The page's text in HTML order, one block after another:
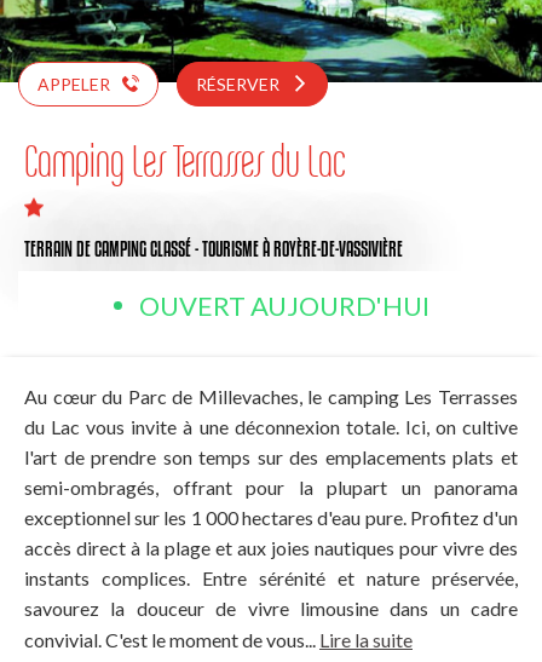
APPELER RÉSERVER
Camping Les Terrasses du Lac
TERRAIN DE CAMPING CLASSÉ - TOURISMEÀ ROYÈRE-DE-VASSIVIÈRE
OUVERT AUJOURD'HUI
Au cœur du Parc de Millevaches, le camping Les Terrasses
du Lac vous invite à une déconnexion totale. Ici, on cultive
l'art de prendre son temps sur des emplacements plats et
semi-ombragés, offrant pour la plupart un panorama
exceptionnel sur les 1 000 hectares d'eau pure. Profitez d'un
accès direct à la plage et aux joies nautiques pour vivre des
instants complices. Entre sérénité et nature préservée,
savourez la douceur de vivre limousine dans un cadre
convivial. C'est le moment de vous... Lire la suite